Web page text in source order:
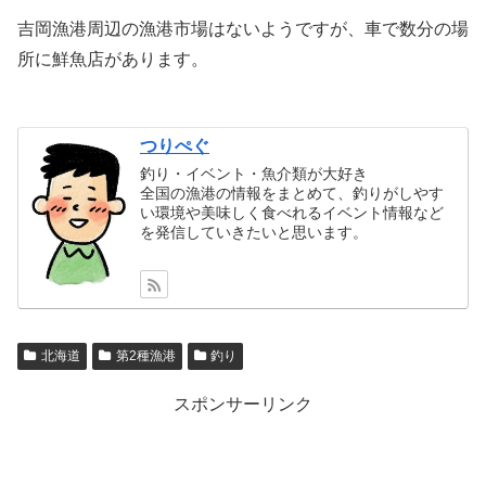
吉岡漁港周辺の漁港市場はないようですが、車で数分の場
所に鮮魚店があります。
つりぺぐ
釣り・イベント・魚介類が大好き
全国の漁港の情報をまとめて、釣りがしやす
い環境や美味しく食べれるイベント情報など
を発信していきたいと思います。
北海道 第2種漁港 釣り
スポンサーリンク